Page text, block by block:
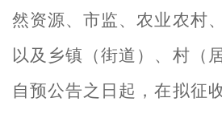
然资源、市监、农业农村
以及乡镇（街道）、村（
自预公告之日起，在拟征